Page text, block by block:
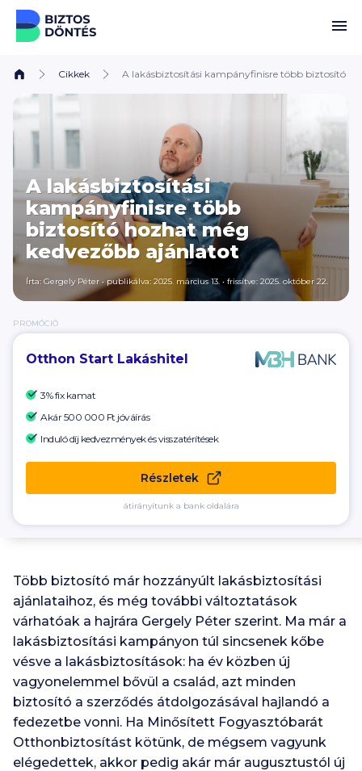
Ugrás a tartalomhoz
Cikkek A lakásbiztosítási kampányfinisre több biztosító
A lakásbiztosítási
kampányfinisre több
biztosító hozhat még
kedvezőbb ajánlatot
Írta: Gergely Péter •publikálva: 2025. március 13. • frissítve: 2025. október 22.
PROMÓCIÓ
Otthon Start Lakáshitel
3% fix kamat
Akár500 000 Ft jóváírás
Induló díj kedvezmények és visszatérítések
Részletek
átirányítunk a bank oldalára
Több biztosító már hozzányúlt lakásbiztosítási
ajánlataihoz, és még további változtatások
várhatóak a hajrára Gergely Péter szerint. Ma már a
lakásbiztosítási kampányon túl sincsenek kőbe
vésve a lakásbiztosítások: ha év közben új
vagyonelemmel bővül a család, azt minden
biztosító a szerződés átdolgozásával hajlandó a
fedezetbe vonni. Ha Minősített Fogyasztóbarát
Otthonbiztosítást kötünk, de mégsem vagyunk
elégedettek, akkor pedig akár már augusztustól új